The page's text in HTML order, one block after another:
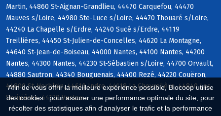
Afin de vous offrir la meilleure expérience possible, Biocoop utilise
des cookies : pour assurer une performance optimale du site, pour
récolter des statistiques afin d'analyser le trafic et la performance
Martin, 44860 St-Aignan-Grandlieu, 44470 Carquefou, 44470
Mauves s/Loire, 44980 Ste-Luce s/Loire, 44470 Thouaré s/Loire,
44240 La Chapelle s/Erdre, 44240 Sucé s/Erdre, 44119
Treillières, 44450 St-Julien-de-Concelles, 44620 La Montagne,
44640 St-Jean-de-Boiseau, 44000 Nantes, 44100 Nantes, 44200
Nantes, 44300 Nantes, 44230 St-Sébastien s/Loire, 44700 Orvault,
44880 Sautron, 44340 Bouguenais, 44400 Rezé, 44220 Couëron,
44800 St-Herblain, 44610 Indre, 44118 La Chevrolière, 44840 Les
Sorinières, 44120 Vertou